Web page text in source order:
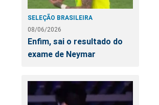
SELEÇÃO BRASILEIRA
08/06/2026
Enfim, sai o resultado do
exame de Neymar